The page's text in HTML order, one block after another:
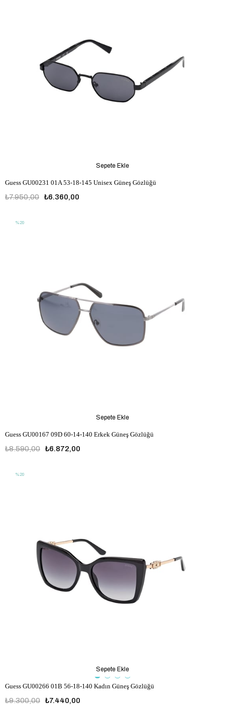
Guess GU00231 01A 53-18-145 Unisex Güneş Gözlüğü
₺6.360,00
₺7.950,00
Sepete Ekle
Guess GU00167 09D 60-14-140 Erkek Güneş Gözlüğü
₺6.872,00
₺8.590,00
Sepete Ekle
%20
Guess GU00266 01B 56-18-140 Kadın Güneş Gözlüğü
₺7.440,00
₺9.300,00
Sepete Ekle
%20